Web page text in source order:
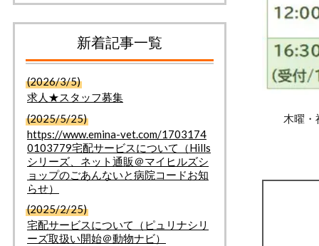
木曜・
新着記事一覧
(2026/3/5)
求人★スタッフ募集
(2025/5/25)
https://www.emina-vet.com/1703174
0103779宅配サービスについて（Hills
シリーズ、ネット通販＠マイヒルズシ
ョップのごあんないと病院コードお知
らせ）
(2025/2/25)
宅配サービスについて（ピュリナシリ
ーズ取扱い開始＠動物ナビ）